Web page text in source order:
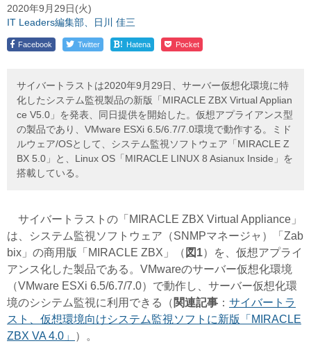
2020年9月29日(火)
IT Leaders編集部、日川 佳三
Facebook Twitter ! Hatena Pocket
サイバートラストは2020年9月29日、サーバー仮想化環境に特
化したシステム監視製品の新版「MIRACLE ZBX Virtual Applian
ce V5.0」を発表、同日提供を開始した。仮想アプライアンス型
の製品であり、VMware ESXi 6.5/6.7/7.0環境で動作する。ミド
ルウェア/OSとして、システム監視ソフトウェア「MIRACLE Z
BX 5.0」と、Linux OS「MIRACLE LINUX 8 Asianux Inside」を
搭載している。
サイバートラストの「MIRACLE ZBX Virtual Appliance」
は、システム監視ソフトウェア（SNMPマネージャ）「Zab
bix」の商用版「MIRACLE ZBX」（ 図1）を、仮想アプライ
アンス化した製品である。VMwareのサーバー仮想化環境
（VMware ESXi 6.5/6.7/7.0）で動作し、サーバー仮想化環
境のシシテム監視に利用できる（ 関連記事 ： サイバートラ
スト、仮想環境向けシステム監視ソフトに新版「MIRACLE
ZBX VA 4.0」
）。